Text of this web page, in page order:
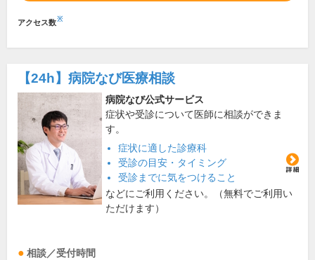
アクセス数※
【24h】 病院なび医療相談
病院なび公式サービス
症状や受診について医師に相談ができま
す。
症状に適した診療科
受診の目安・タイミング
受診までに気をつけること
などにご利用ください。（無料でご利用い
ただけます）
相談／受付時間